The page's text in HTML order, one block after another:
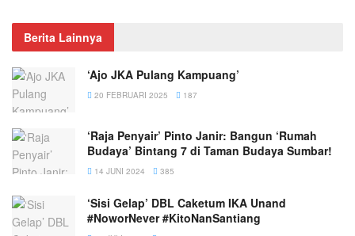
Berita Lainnya
‘Ajo JKA Pulang Kampuang’
20 FEBRUARI 2025 187
‘Raja Penyair’ Pinto Janir: Bangun ‘Rumah
Budaya’ Bintang 7 di Taman Budaya Sumbar!
14 JUNI 2024 385
‘Sisi Gelap’ DBL Caketum IKA Unand
#NoworNever #KitoNanSantiang